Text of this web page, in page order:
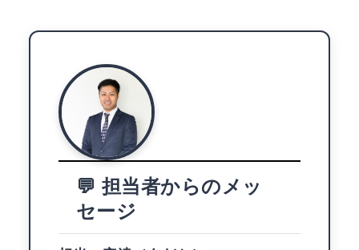
💬 担当者からのメッ
セージ